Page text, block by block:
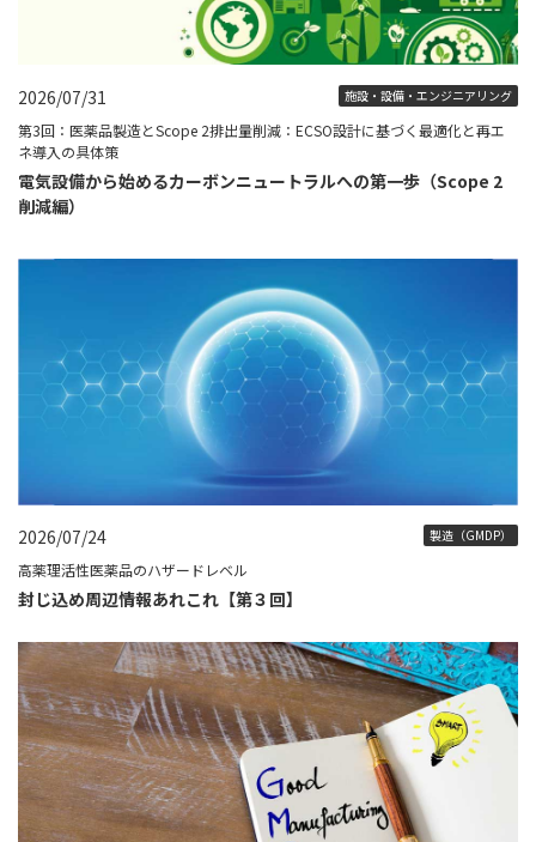
2026/07/31 施設・設備・エンジニアリング
第3回：医薬品製造とScope 2排出量削減：ECSO設計に基づく最適化と再エ
ネ導入の具体策
電気設備から始めるカーボンニュートラルへの第一歩（Scope 2
削減編）
2026/07/24 製造（GMDP）
高薬理活性医薬品のハザードレベル
封じ込め周辺情報あれこれ【第３回】